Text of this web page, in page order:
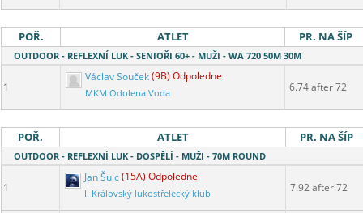
POŘ. ATLET PR. NA ŠÍP
OUTDOOR - REFLEXNÍ LUK - SENIOŘI 60+ - MUŽI - WA 720 50M 30M
1
Václav Souček(9B) Odpoledne
MKM Odolena Voda 6.74 after 72
POŘ. ATLET PR. NA ŠÍP
OUTDOOR - REFLEXNÍ LUK - DOSPĚLÍ - MUŽI - 70M ROUND
1
Jan Šulc(15A) Odpoledne
I. Královský lukostřelecký klub 7.92 after 72